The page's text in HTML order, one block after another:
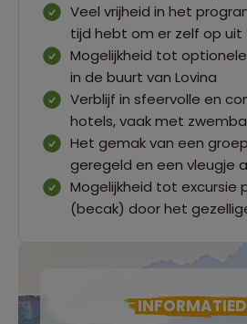
Veel vrijheid in het
tijd hebt om er zelf op uit
Mogelijkheid tot
in de buurt van Lovina
Verblijf in sfeervolle en
hotels, vaak met
Het gemak van een
geregeld en een vleugje
Mogelijkheid tot excursie
(becak) door het